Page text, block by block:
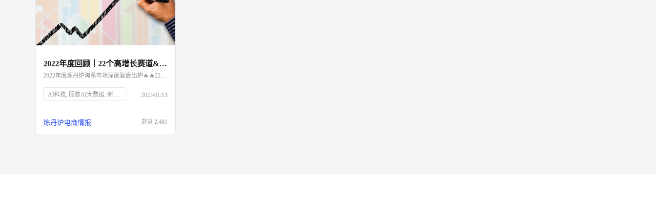
2022年度回顾｜22个高增长赛道&5大消费趋势复盘
2022年度炼丹炉淘系市场深度复盘出炉🔥🔥22个潜力品类及5大市场趋势解读，点击文章阅读～
AI科技, 服装AI大数据, 新消费品牌, Z世代, 新中产, 银发经济, 宅经济, 户外经济, 情绪消费, 短视频营销, 直播营销, 登山, 垂钓, 露营, 滑雪, 防疫政策, 保健意识, 宠物经济, 国货崛起 2023/01/13
炼丹炉电商情报 浏览 2,481